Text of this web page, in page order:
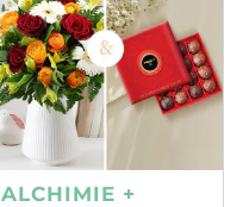
ALCHIMIE +